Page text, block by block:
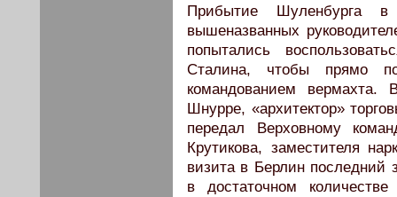
Прибытие Шуленбурга
вышеназванных
попытались
Сталина, чтобы прямо
командованием
Шнурре, «архитектор»
передал Верховному
Крутикова, заместителя
визита в Берлин последний
в достаточном